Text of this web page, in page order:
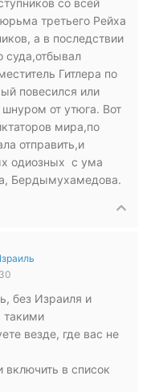
со всей
третьего Рейха
а в последствии
суда,отбывал
Гитлера по
повесился или
от утюга. Вот
мира,по
отправить,и
одиозных с ума
Бердымухамедова.
без Израиля и
такими
везде, где вас не
в список